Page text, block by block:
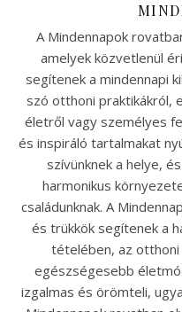
A Mindennapok
amelyek közvetlenül
segítenek a mindennapi
szó otthoni praktikákról,
életről vagy személyes
és inspiráló tartalmakat
szívünknek a helye,
harmonikus
családunknak. A
és trükkök segítenek a
tételében, az
egészségesebb
izgalmas és örömteli,